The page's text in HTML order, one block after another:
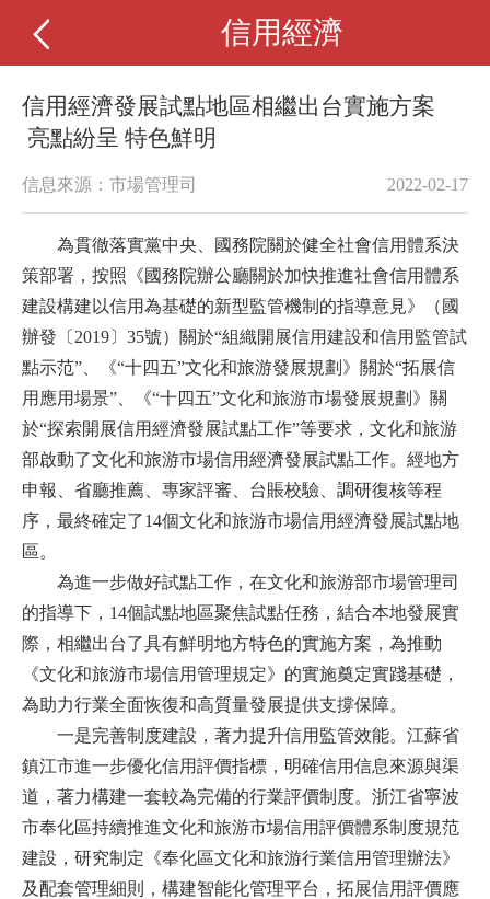
信用經濟
信用經濟發展試點地區相繼出台實施方案
亮點紛呈 特色鮮明
信息來源：市場管理司 2022-02-17
為貫徹落實黨中央、國務院關於健全社會信用體系決
策部署，按照《國務院辦公廳關於加快推進社會信用體系
建設構建以信用為基礎的新型監管機制的指導意見》（國
辦發〔2019〕35號）關於“組織開展信用建設和信用監管試
點示范”、《“十四五”文化和旅游發展規劃》關於“拓展信
用應用場景”、《“十四五”文化和旅游市場發展規劃》關
於“探索開展信用經濟發展試點工作”等要求，文化和旅游
部啟動了文化和旅游市場信用經濟發展試點工作。經地方
申報、省廳推薦、專家評審、台賬校驗、調研復核等程
序，最終確定了14個文化和旅游市場信用經濟發展試點地
區。
為進一步做好試點工作，在文化和旅游部市場管理司
的指導下，14個試點地區聚焦試點任務，結合本地發展實
際，相繼出台了具有鮮明地方特色的實施方案，為推動
《文化和旅游市場信用管理規定》的實施奠定實踐基礎，
為助力行業全面恢復和高質量發展提供支撐保障。
一是完善制度建設，著力提升信用監管效能。江蘇省
鎮江市進一步優化信用評價指標，明確信用信息來源與渠
道，著力構建一套較為完備的行業評價制度。浙江省寧波
市奉化區持續推進文化和旅游市場信用評價體系制度規范
建設，研究制定《奉化區文化和旅游行業信用管理辦法》
及配套管理細則，構建智能化管理平台，拓展信用評價應